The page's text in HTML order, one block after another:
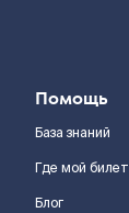
Помощь
База знаний
Где мой билет
Блог